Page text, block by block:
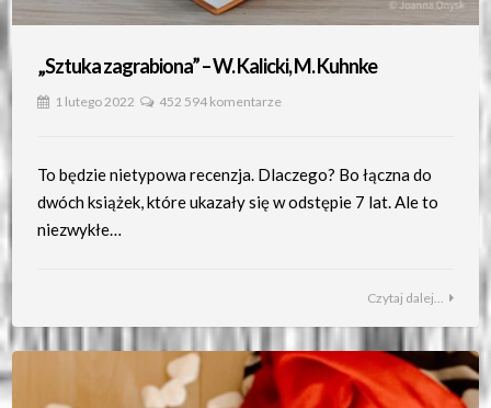
„Sztuka zagrabiona” – W. Kalicki, M. Kuhnke
1 lutego 2022 452 594 komentarze
To będzie nietypowa recenzja. Dlaczego? Bo łączna do
dwóch książek, które ukazały się w odstępie 7 lat. Ale to
niezwykłe…
Czytaj dalej...